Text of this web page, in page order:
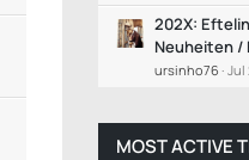
202X:
Neuheiten /
ursinho76 Jul
MOST ACTIVE